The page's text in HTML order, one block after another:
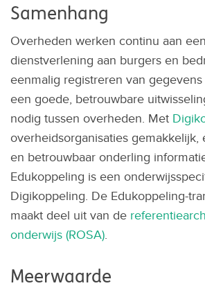
Samenhang
Overheden werken continu aan
dienstverlening aan burgers en
eenmalig registreren van
een goede, betrouwbare
nodig tussen overheden. Met
overheidsorganisaties gemakkelijk,
en betrouwbaar onderling
Edukoppeling is een
Digikoppeling. De Edukoppeling-
maakt deel uit van de
onderwijs (ROSA).
Meerwaarde